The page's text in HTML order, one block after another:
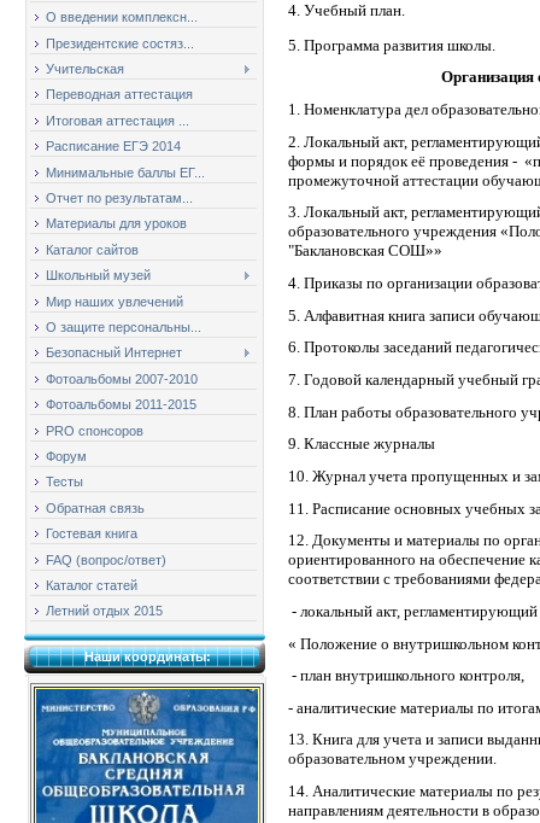
О введении комплексн...
Президентские состяз...
Учительская
Переводная аттестация
Итоговая аттестация ...
Расписание ЕГЭ 2014
Минимальные баллы ЕГ...
Отчет по результатам...
Материалы для уроков
Каталог сайтов
Школьный музей
Мир наших увлечений
О защите персональны...
Безопасный Интернет
Фотоальбомы 2007-2010
Фотоальбомы 2011-2015
PRO спонсоров
Форум
Тесты
Обратная связь
Гостевая книга
FAQ (вопрос/ответ)
Каталог статей
Летний отдых 2015
Наши координаты:
4. Учебный план.
5. Программа развития школы.
Организация
1. Номенклатура дел
2. Локальный акт,
формы и порядок её проведения -
промежуточной аттестации
3. Локальный акт,
образовательного учреждения
"Баклановская СОШ»»
4. Приказы по организации
5. Алфавитная книга записи
6. Протоколы заседаний
7. Годовой календарный учебный
8. План работы образовательного
9. Классные журналы
10. Журнал учета пропущенных и
11. Расписание основных учебных
12. Документы и материалы по
ориентированного на обеспечение
соответствии с требованиями
- локальный акт,
« Положение о внутришкольном
- план внутришкольного контроля,
- аналитические материалы по
13. Книга для учета и записи
образовательном учреждении.
14. Аналитические материалы по
направлениям деятельности в